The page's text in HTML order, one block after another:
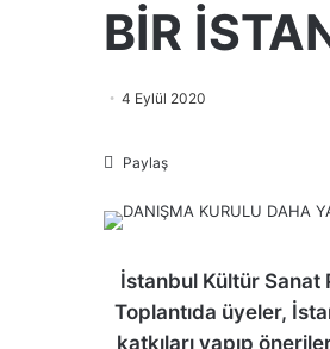
BİR
4 Eylül 2020
Paylaş
İstanbul Kültür Sanat
Toplantıda üyeler,
katkıları yapıp